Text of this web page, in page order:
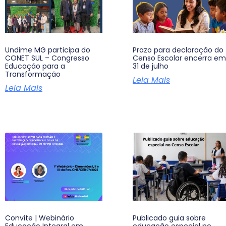
Undime MG participa do
CONET SUL – Congresso
Educação para a
Transformação
Leia Mais
Prazo para declaração do
Censo Escolar encerra em
31 de julho
Leia Mais
Convite | Webinário
Publicado guia sobre